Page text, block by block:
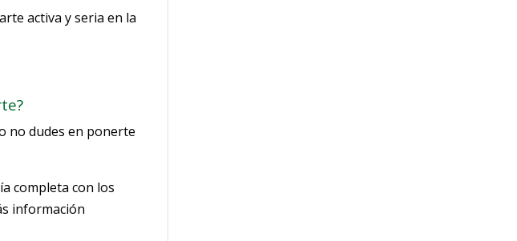
activa y seria en la
no dudes en ponerte
completa con los
información